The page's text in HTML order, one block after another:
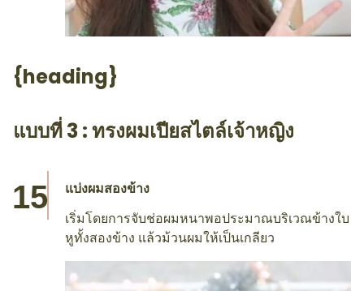
{heading}
แบบที่ 3 : ทรงผมเปียสไตล์เจ้าหญิง
แบ่งผมสองข้าง
เริ่มโดยการจับช่อผมหนาพอประมาณบริเวณข้างใบ
หูทั้งสองข้าง แล้วม้วนผมให้เป็นเกลียว